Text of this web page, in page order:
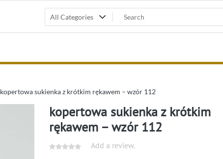
kopertowa sukienka z krótkim rękawem – wzór 112
kopertowa sukienka z krótkim
rękawem – wzór 112
Add a review.